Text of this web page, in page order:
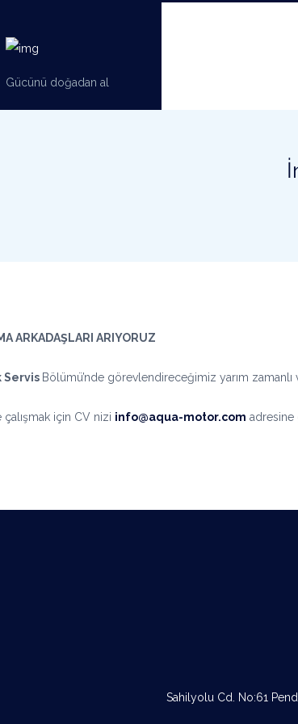
Gücünü doğadan al
ARKADAŞLARI ARIYORUZ
Servis Bölümü’nde görevlendireceğimiz yarım zamanlı
çalışmak için CV nizi info@aqua-motor.com adresine
Sahilyolu Cd. No:61